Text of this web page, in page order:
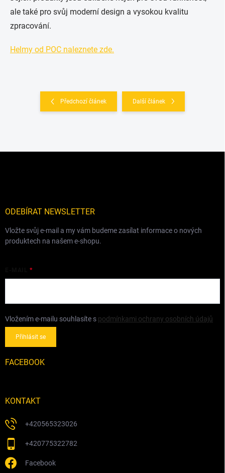
ale také pro svůj moderní design a vysokou kvalitu
zpracování.
Helmy od POC naleznete zde.
Předchozí článek Další článek
ODEBÍRAT NEWSLETTER
Vložte svůj e-mail a my vám budeme zasílat informace o nových
produktech na našem e-shopu.
Vložením e-mailu souhlasíte s podmínkami ochrany osobních údajů
Přihlásit se
FACEBOOK
KONTAKT
+420565323026
+420775322782
Facebook